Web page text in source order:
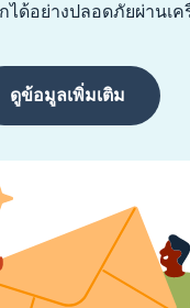
ได้อย่างปลอดภัยผ่านเค
ดูข้อมูลเพิ่มเติม